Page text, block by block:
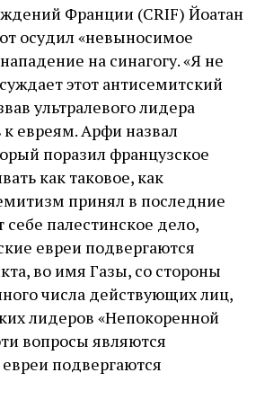
Франции (CRIF) Йоатан
осудил «невыносимое
на синагогу. «Я не
этот антисемитский
ультралевого лидера
евреям. Арфи назвал
поразил французское
как таковое, как
принял в последние
палестинское дело,
евреи подвергаются
во имя Газы, со стороны
числа действующих лиц,
лидеров «Непокоренной
вопросы являются
подвергаются